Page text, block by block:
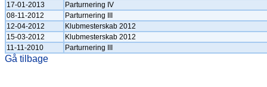
17-01-2013
Parturnering IV
08-11-2012
Parturnering III
12-04-2012
Klubmesterskab 2012
15-03-2012
Klubmesterskab 2012
11-11-2010
Parturnering III
Gå tilbage